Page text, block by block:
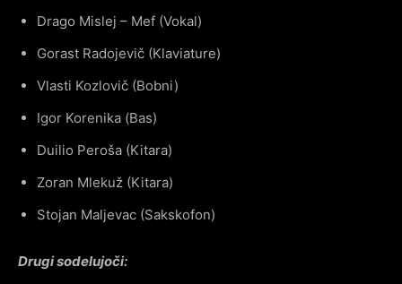
Drago Mislej – Mef (Vokal)
Gorast Radojevič (Klaviature)
Vlasti Kozlovič (Bobni)
Igor Korenika (Bas)
Duilio Peroša (Kitara)
Zoran Mlekuž (Kitara)
Stojan Maljevac (Sakskofon)
Drugi sodelujoči: